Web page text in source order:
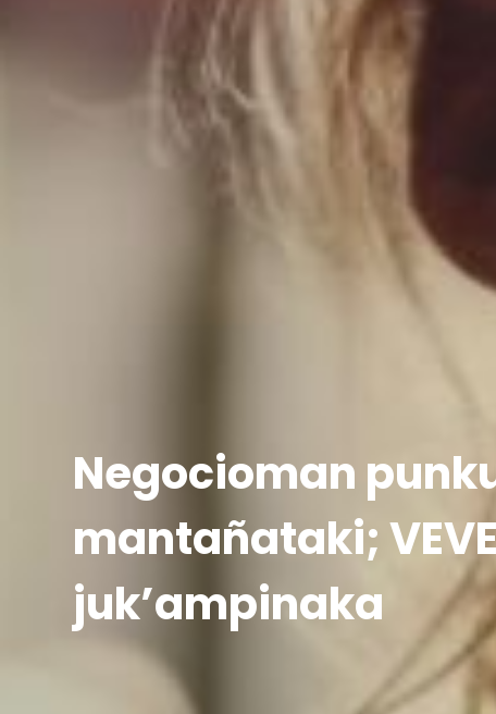
Negocioman
mantañataki;
juk’ampinaka